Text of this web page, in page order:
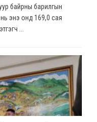
байрны барилгын
энэ онд 169,0 сая
...